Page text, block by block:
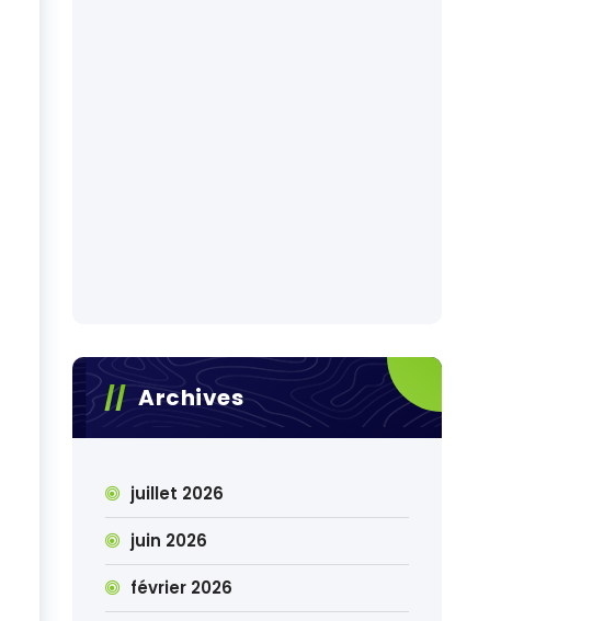
Archives
juillet 2026
juin 2026
février 2026